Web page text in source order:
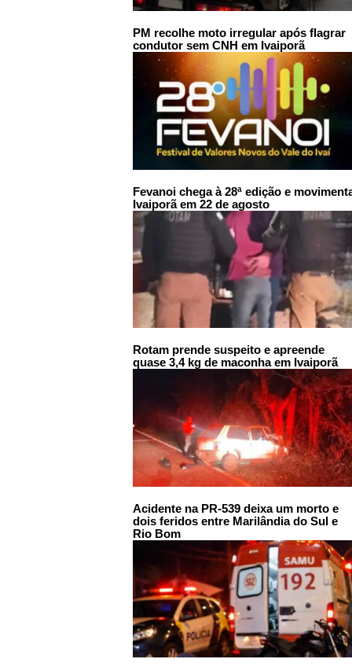
PM recolhe moto irregular após flagrar
condutor sem CNH em Ivaiporã
Fevanoi chega à 28ª edição e
Ivaiporã em 22 de agosto
Rotam prende suspeito e apreende
quase 3,4 kg de maconha em Ivaiporã
Acidente na PR-539 deixa um morto e
dois feridos entre Marilândia do Sul e
Rio Bom